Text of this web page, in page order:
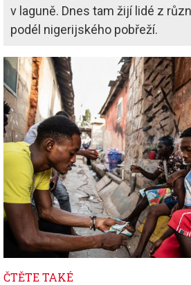
v laguně. Dnes tam žijí lidé z
podél nigerijského pobřeží.
Image
ČTĚTE TAKÉ